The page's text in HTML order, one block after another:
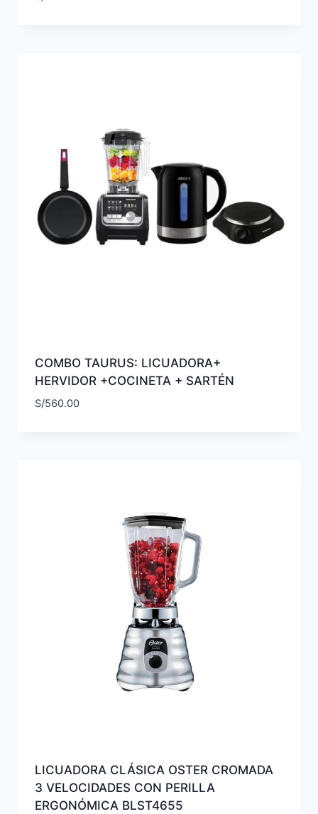
COMBO TAURUS: LICUADORA+
HERVIDOR +COCINETA + SARTÉN
S/560.00
LICUADORA CLÁSICA OSTER CROMADA
3 VELOCIDADES CON PERILLA
ERGONÓMICA BLST4655